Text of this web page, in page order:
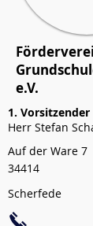
e.V.
1. Vorsitzender
Herr Stefan
Auf der Ware 7
34414
Scherfede